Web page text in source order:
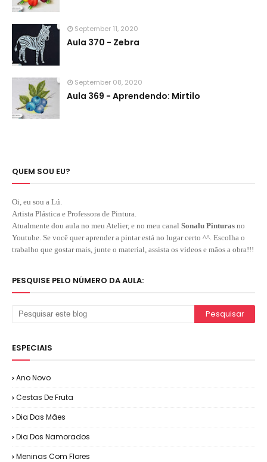
September 11, 2020
Aula 370 - Zebra
September 08, 2020
Aula 369 - Aprendendo: Mirtilo
QUEM SOU EU?
Oi, eu sou a Lú.
Artista Plástica e Professora de Pintura.
Atualmente dou aula no meu Atelier, e no meu canal Sonalu Pinturas no
Youtube. Se você quer aprender a pintar está no lugar certo ^^. Escolha o
trabalho que gostar mais, junte o material, assista os vídeos e mãos a obra!!!
PESQUISE PELO NÚMERO DA AULA:
ESPECIAIS
Ano Novo
Cestas De Fruta
Dia Das Mães
Dia Dos Namorados
Meninas Com Flores